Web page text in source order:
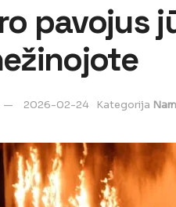
pavojus
2026-02-24 Kategorija